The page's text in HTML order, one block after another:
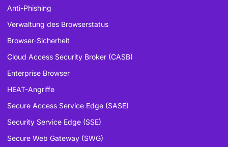
Anti-Phishing
Verwaltung des Browserstatus
Browser-Sicherheit
Cloud Access Security Broker (CASB)
Enterprise Browser
HEAT-Angriffe
Secure Access Service Edge (SASE)
Security Service Edge (SSE)
Secure Web Gateway (SWG)